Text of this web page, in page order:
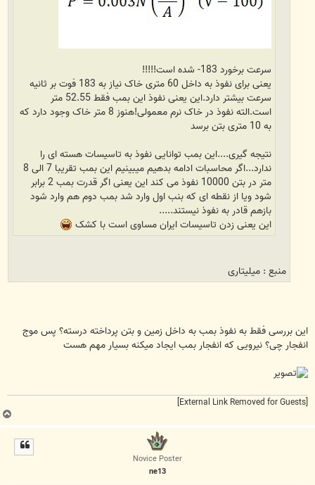
سرعت برخورد 183- شده است!!!!!
یعنی برای نفوذ به داخل 60 متری خاک نیاز به 183 فوت بر ثانیه
سرعت بیشتر دارد.این یعنی نفوذ این بمب فقط 52.55 متر
است.الته نفوذ در خاک نرم معمولی!هنوز 8 متر خاک وجود دارد که
به 10 متری بتن برسد
نتیجه گیری....این بمب توانایی نفوذ به تاسیسات هسته ای را
ندارد...اگر محاسبات ادامه بدهیم میبینیم این بمب تقریبا 7 الی 8
متر در بتن 10000 نفوذ می کند این یعنی اگر قدرت بمب 2 برابر
شود ویا از نقطه ای که بنب اول وارد شد بمب دوم هم وارد شود
بازهم قادر به نفوذ نیستند.....
این یعنی زدن تاسیسات ایران مساوی است با کشک
منبع : میلیتاری
این بررسی فقط به نفوذ بمب به داخل زمین و بتن پرداخته درسته؟ پس موج
انفجار چی؟ نیرویی که انفجار بمب ایجاد میکنه بسیار مهم هست
ب
ا
Novice Poster
ne13